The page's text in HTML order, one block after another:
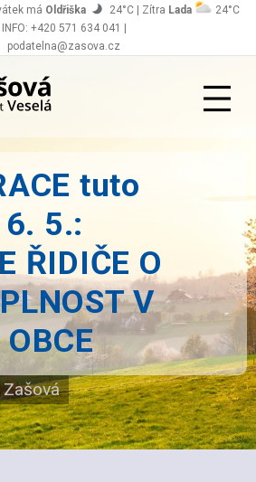
INFO: +420 571 634 041 |
podatelna@zasova.cz
má Oldřiška 24°C | Zítra Lada 24°C
tuto
5.:
ŘIDIČE O
V
Zašová